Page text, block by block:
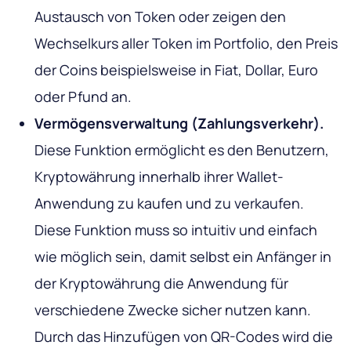
Austausch von Token oder zeigen den
Wechselkurs aller Token im Portfolio, den Preis
der Coins beispielsweise in Fiat, Dollar, Euro
oder Pfund an.
Vermögensverwaltung (Zahlungsverkehr).
Diese Funktion ermöglicht es den Benutzern,
Kryptowährung innerhalb ihrer Wallet-
Anwendung zu kaufen und zu verkaufen.
Diese Funktion muss so intuitiv und einfach
wie möglich sein, damit selbst ein Anfänger in
der Kryptowährung die Anwendung für
verschiedene Zwecke sicher nutzen kann.
Durch das Hinzufügen von QR-Codes wird die